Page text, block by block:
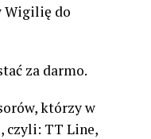
Wigilię do
za darmo.
którzy w
czyli: TT Line,